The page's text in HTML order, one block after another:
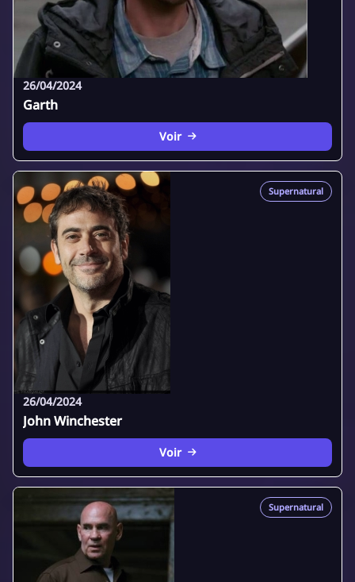
26/04/2024
Garth
Voir
Supernatural
26/04/2024
John Winchester
Voir
Supernatural